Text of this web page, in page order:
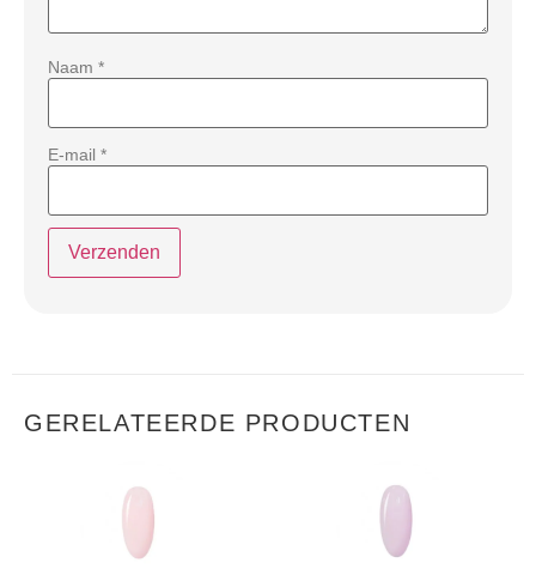
Naam *
E-mail *
GERELATEERDE PRODUCTEN